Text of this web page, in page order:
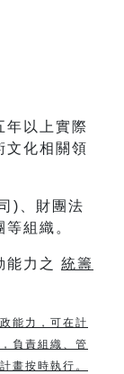
年以上實際
文化相關領
)、財團法
組織。
能力之 統籌
能力，可在計
負責組織、管
畫按時執行。